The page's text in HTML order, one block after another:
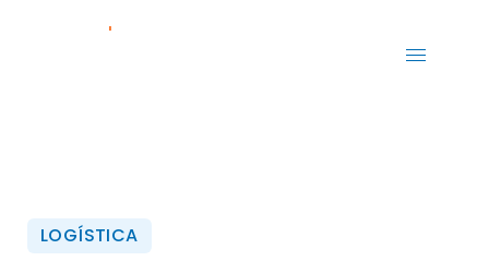
LOGÍSTICA